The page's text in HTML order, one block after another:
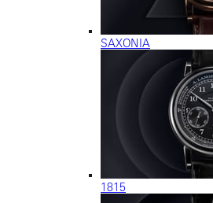
SAXONIA
1815